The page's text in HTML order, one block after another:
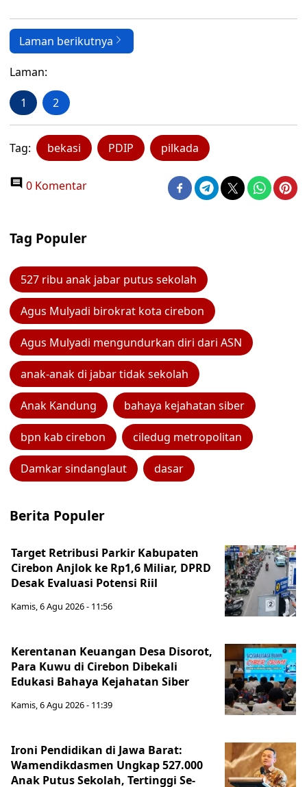
Laman berikutnya
Laman:
1 2
Tag: bekasi PDIP pilkada
0 Komentar
Tag Populer
527 ribu anak jabar putus sekolah
Agus Mulyadi birokrat kota cirebon
Agus Mulyadi mengundurkan diri dari ASN
anak-anak di jabar tidak sekolah
Anak Kandung bahaya kejahatan siber
bpn kab cirebon ciledug metropolitan
Damkar sindanglaut dasar
Berita Populer
Target Retribusi Parkir Kabupaten
Cirebon Anjlok ke Rp1,6 Miliar, DPRD
Desak Evaluasi Potensi Riil
Kamis, 6 Agu 2026 - 11:56
Kerentanan Keuangan Desa Disorot,
Para Kuwu di Cirebon Dibekali
Edukasi Bahaya Kejahatan Siber
Kamis, 6 Agu 2026 - 11:39
Ironi Pendidikan di Jawa Barat:
Wamendikdasmen Ungkap 527.000
Anak Putus Sekolah, Tertinggi Se-